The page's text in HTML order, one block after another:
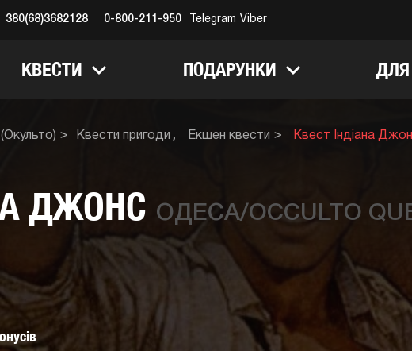
380(68)3682128 0-800-211-950 Telegram Viber
КВЕСТИ ПОДАРУНКИ ДЛЯ
Квести пригоди Екшен квести Квест Індіана
ДЖОНС ОДЕСА/OCCULTO